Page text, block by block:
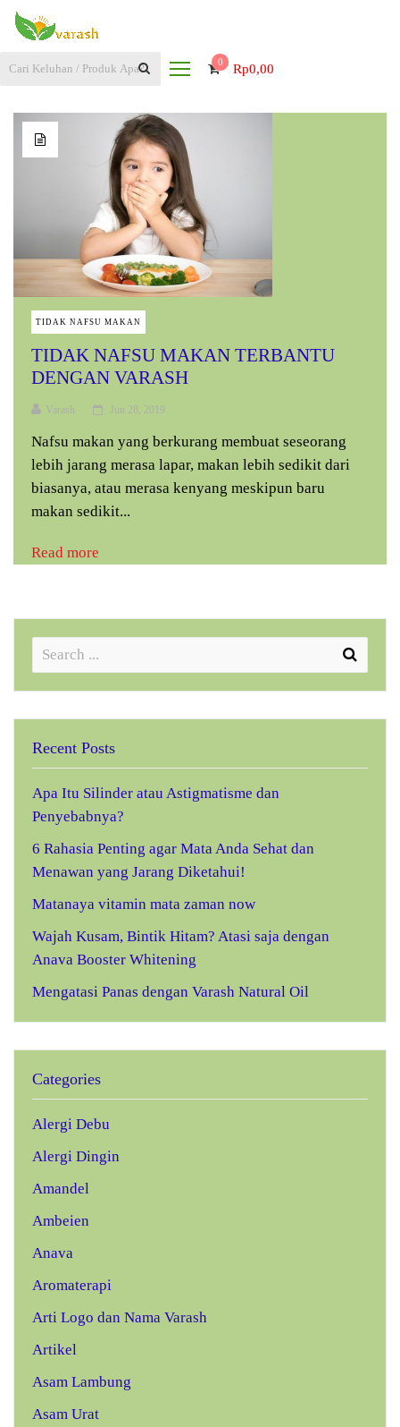
0 Rp0,00
TIDAK NAFSU MAKAN
TIDAK NAFSU MAKAN TERBANTU
DENGAN VARASH
Varash Jun 28, 2019
Nafsu makan yang berkurang membuat seseorang
lebih jarang merasa lapar, makan lebih sedikit dari
biasanya, atau merasa kenyang meskipun baru
makan sedikit...
Read more
Recent Posts
Apa Itu Silinder atau Astigmatisme dan
Penyebabnya?
6 Rahasia Penting agar Mata Anda Sehat dan
Menawan yang Jarang Diketahui!
Matanaya vitamin mata zaman now
Wajah Kusam, Bintik Hitam? Atasi saja dengan
Anava Booster Whitening
Mengatasi Panas dengan Varash Natural Oil
Categories
Alergi Debu
Alergi Dingin
Amandel
Ambeien
Anava
Aromaterapi
Arti Logo dan Nama Varash
Artikel
Asam Lambung
Asam Urat